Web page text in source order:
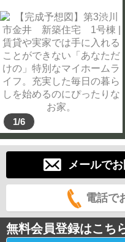
1/6
メールで
電話で
無料会員登録はこち